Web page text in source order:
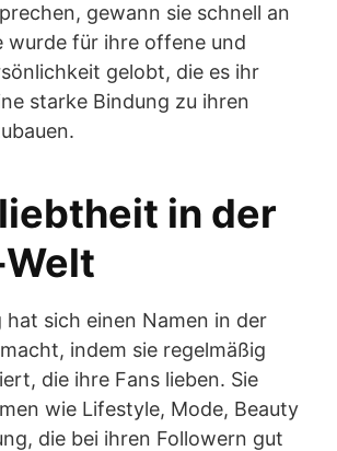
gewann sie schnell an
wurde für ihre offene und
gelobt, die es ihr
starke Bindung zu ihren
in der
hat sich einen Namen in der
indem sie regelmäßig
die ihre Fans lieben. Sie
wie Lifestyle, Mode, Beauty
die bei ihren Followern gut